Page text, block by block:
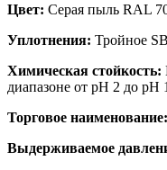
Цвет: Серая пыль RAL
Уплотнения: Тройное
Химическая стойкость:
диапазоне от pH 2 до pH
Торговое наименование:
Выдерживаемое